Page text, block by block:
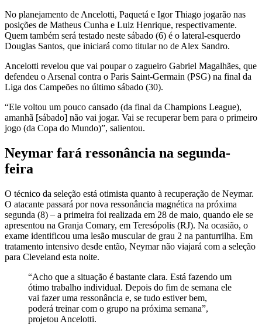
No planejamento de Ancelotti, Paquetá e Igor Thiago jogarão nas
posições de Matheus Cunha e Luiz Henrique, respectivamente.
Quem também será testado neste sábado (6) é o lateral-esquerdo
Douglas Santos, que iniciará como titular no de Alex Sandro.
Ancelotti revelou que vai poupar o zagueiro Gabriel Magalhães, que
defendeu o Arsenal contra o Paris Saint-Germain (PSG) na final da
Liga dos Campeões no último sábado (30).
“Ele voltou um pouco cansado (da final da Champions League),
amanhã [sábado] não vai jogar. Vai se recuperar bem para o primeiro
jogo (da Copa do Mundo)”, salientou.
Neymar fará ressonância na segunda-
feira
O técnico da seleção está otimista quanto à recuperação de Neymar.
O atacante passará por nova ressonância magnética na próxima
segunda (8) – a primeira foi realizada em 28 de maio, quando ele se
apresentou na Granja Comary, em Teresópolis (RJ). Na ocasião, o
exame identificou uma lesão muscular de grau 2 na panturrilha. Em
tratamento intensivo desde então, Neymar não viajará com a seleção
para Cleveland esta noite.
“Acho que a situação é bastante clara. Está fazendo um
ótimo trabalho individual. Depois do fim de semana ele
vai fazer uma ressonância e, se tudo estiver bem,
poderá treinar com o grupo na próxima semana”,
projetou Ancelotti.